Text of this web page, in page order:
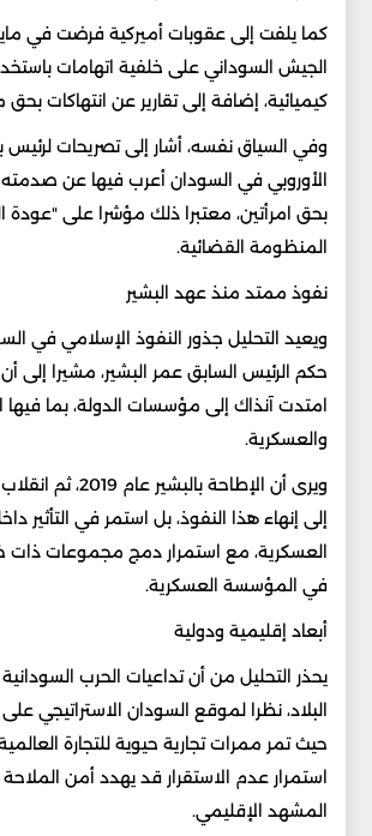
الجيش السوداني على خلفية اتهامات
كيميائية، إضافة إلى تقارير عن انتهاكات بحق
وفي السياق نفسه، أشار إلى تصريحات لرئيس
الأوروبي في السودان أعرب فيها عن
بحق امرأتين، معتبرا ذلك مؤشرا على "عودة
المنظومة القضائية.
نفوذ ممتد منذ عهد البشير
ويعيد التحليل جذور النفوذ الإسلامي في
حكم الرئيس السابق عمر البشير، مشيرا إلى أن
امتدت آنذاك إلى مؤسسات الدولة، بما فيها
والعسكرية.
إلى إنهاء هذا النفوذ، بل استمر في التأثير
العسكرية، مع استمرار دمج مجموعات ذات
في المؤسسة العسكرية.
أبعاد إقليمية ودولية
يحذر التحليل من أن تداعيات الحرب
البلاد، نظرا لموقع السودان الاستراتيجي على
حيث تمر ممرات تجارية حيوية للتجارة
استمرار عدم الاستقرار قد يهدد أمن
المشهد الإقليمي.